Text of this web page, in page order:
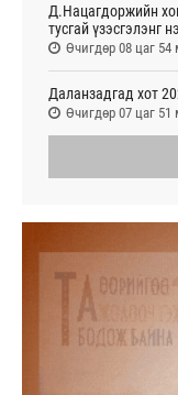
Д.Нацагдоржийн
тусгай үзэсгэлэнг
Өчигдөр 08 цаг 54
Даланзадгад хот
Өчигдөр 07 цаг 51